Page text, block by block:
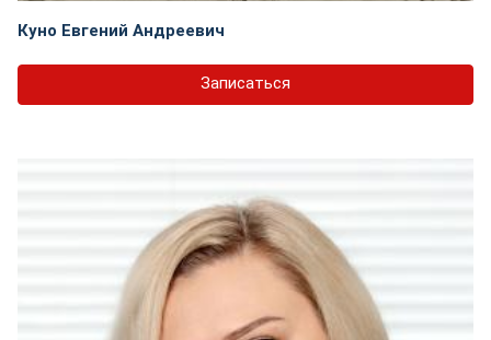
Куно Евгений Андреевич
Записаться